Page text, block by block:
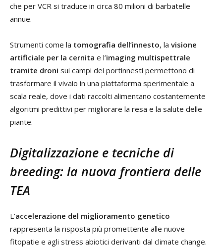
che per VCR si traduce in circa 80 milioni di barbatelle
annue.
Strumenti come la tomografia dell’innesto, la visione
artificiale per la cernita e l’imaging multispettrale
tramite droni sui campi dei portinnesti permettono di
trasformare il vivaio in una piattaforma sperimentale a
scala reale, dove i dati raccolti alimentano costantemente
algoritmi predittivi per migliorare la resa e la salute delle
piante.
Digitalizzazione e tecniche di
breeding: la nuova frontiera delle
TEA
L’accelerazione del miglioramento genetico
rappresenta la risposta più promettente alle nuove
fitopatie e agli stress abiotici derivanti dal climate change.